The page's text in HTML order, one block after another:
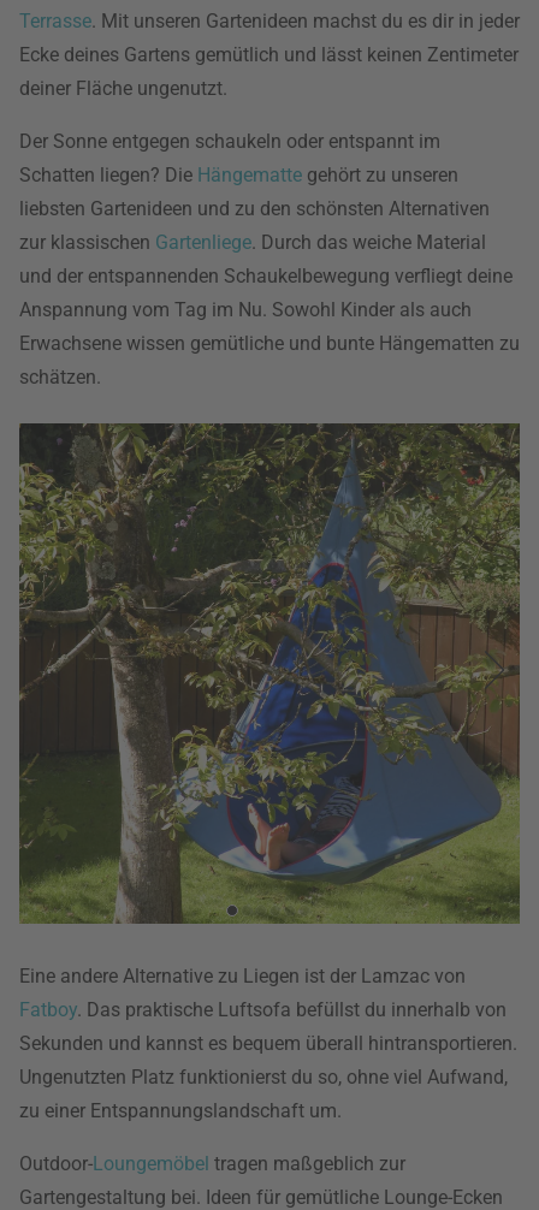
Terrasse. Mit unseren Gartenideen machst du es dir in jeder
Ecke deines Gartens gemütlich und lässt keinen Zentimeter
deiner Fläche ungenutzt.
Der Sonne entgegen schaukeln oder entspannt im
Schatten liegen? Die Hängematte gehört zu unseren
liebsten Gartenideen und zu den schönsten Alternativen
zur klassischen Gartenliege. Durch das weiche Material
und der entspannenden Schaukelbewegung verfliegt deine
Anspannung vom Tag im Nu. Sowohl Kinder als auch
Erwachsene wissen gemütliche und bunte Hängematten zu
schätzen.
Eine andere Alternative zu Liegen ist der Lamzac von
Fatboy. Das praktische Luftsofa befüllst du innerhalb von
Sekunden und kannst es bequem überall hintransportieren.
Ungenutzten Platz funktionierst du so, ohne viel Aufwand,
zu einer Entspannungslandschaft um.
Outdoor-Loungemöbel tragen maßgeblich zur
Gartengestaltung bei. Ideen für gemütliche Lounge-Ecken